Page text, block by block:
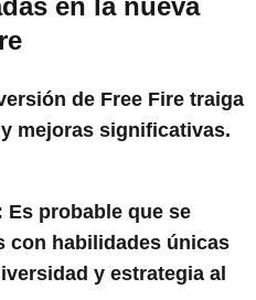
en la nueva
de Free Fire traiga
mejoras significativas.
Es probable que se
con habilidades únicas
y estrategia al